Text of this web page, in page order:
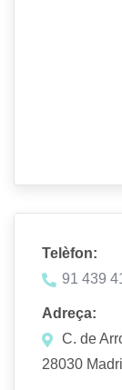
Telèfon:
91 439
Adreça:
C. de
28030